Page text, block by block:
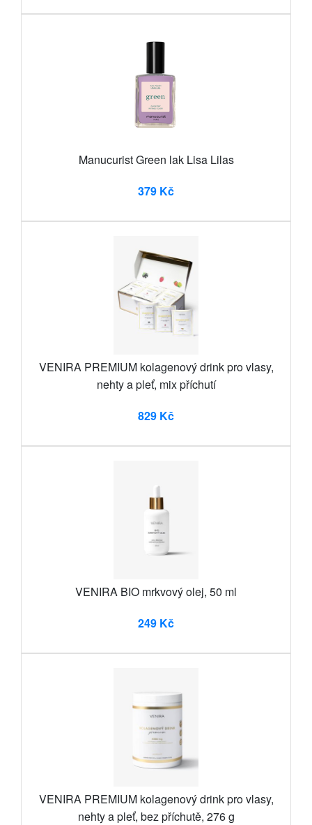
Manucurist Green lak Lisa Lilas
379 Kč
VENIRA PREMIUM kolagenový drink pro vlasy,
nehty a pleť, mix příchutí
829 Kč
VENIRA BIO mrkvový olej, 50 ml
249 Kč
VENIRA PREMIUM kolagenový drink pro vlasy,
nehty a pleť, bez příchutě, 276 g